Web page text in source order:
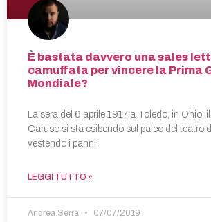
È bastata davvero una sales
camuffata per vincere la Prima
Mondiale?
La sera del 6 aprile 1917 a Toledo, in Ohio,
Caruso si sta esibendo sul palco del teatro
vestendo i panni
LEGGI TUTTO »
Andrea Serra 07/07/2019